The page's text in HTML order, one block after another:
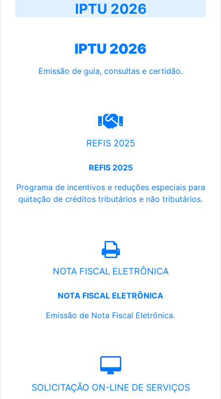
IPTU 2026
IPTU 2026
Emissão de guia, consultas e certidão.
REFIS 2025
REFIS 2025
Programa de incentivos e reduções especiais para
quitação de créditos tributários e não tributários.
NOTA FISCAL ELETRÔNICA
NOTA FISCAL ELETRÔNICA
Emissão de Nota Fiscal Eletrônica.
SOLICITAÇÃO ON-LINE DE SERVIÇOS